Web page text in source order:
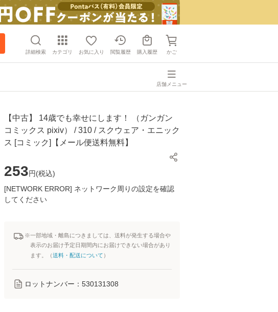
詳細検索 カテゴリ お気に入り 閲覧履歴 購入履歴 かご
店舗メニュー
【中古】 14歳でも幸せにします！ （ガンガン
コミックス pixiv） / 310 / スクウェア・エニック
ス [コミック]【メール便送料無料】
253円(税込)
[NETWORK ERROR] ネットワーク周りの設定を確認
してください
※一部地域・離島につきましては、送料が発生する場合や
表示のお届け予定日期間内にお届けできない場合があり
ます。（送料・配送について ）
ロットナンバー： 530131308